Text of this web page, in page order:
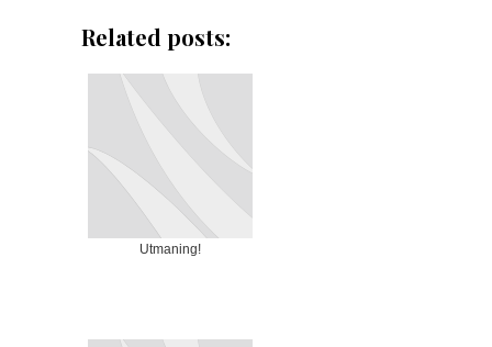
Related posts:
Utmaning!